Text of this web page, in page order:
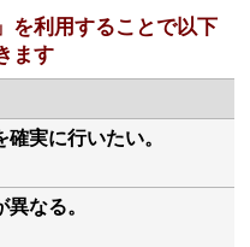
を利用することで以下
ます
実に行いたい。
なる。